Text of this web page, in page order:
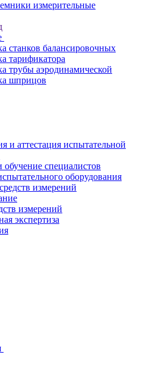
измерительные
станков балансировочных
тарификатора
трубы аэродинамической
шприцов
и аттестация испытательной
обучение специалистов
оборудования
измерений
измерений
экспертиза